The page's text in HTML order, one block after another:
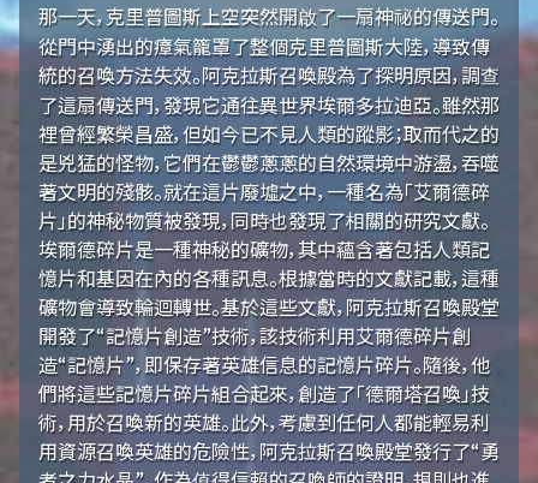
那一天，克里普圖斯上空突然開啟了一扇神祕的傳送門。
從門中湧出的瘴氣籠罩了整個克里普圖斯大陸，導致傳
統的召喚方法失效。阿克拉斯召喚殿為了探明原因，調查
了這扇傳送門，發現它通往異世界埃爾多拉迪亞。雖然那
裡曾經繁榮昌盛，但如今已不見人類的蹤影；取而代之的
是兇猛的怪物，它們在鬱鬱蔥蔥的自然環境中游盪，吞噬
著文明的殘骸。就在這片廢墟之中，一種名為「艾爾德碎
片」的神秘物質被發現，同時也發現了相關的研究文獻。
埃爾德碎片是一種神秘的礦物，其中蘊含著包括人類記
憶片和基因在內的各種訊息。根據當時的文獻記載，這種
礦物會導致輪迴轉世。基於這些文獻，阿克拉斯召喚殿堂
開發了“記憶片創造”技術，該技術利用艾爾德碎片創
造“記憶片”，即保存著英雄信息的記憶片碎片。隨後，他
們將這些記憶片碎片組合起來，創造了「德爾塔召喚」技
術，用於召喚新的英雄。此外，考慮到任何人都能輕易利
用資源召喚英雄的危險性，阿克拉斯召喚殿堂發行了“勇